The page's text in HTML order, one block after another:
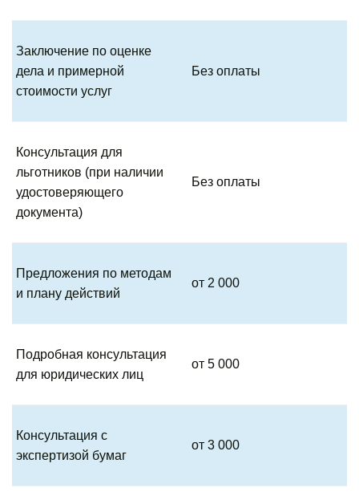
Заключение по оценке
дела и примерной
стоимости услуг
Без оплаты
Консультация для
льготников (при наличии
удостоверяющего
документа)
Без оплаты
Предложения по методам
и плану действий
от 2 000
Подробная консультация
для юридических лиц
от 5 000
Консультация с
экспертизой бумаг
от 3 000